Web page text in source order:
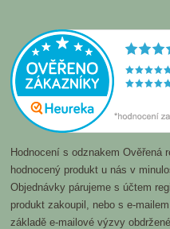
Hodnocení s odznakem
hodnocený produkt u nás v
Objednávky párujeme s účtem
produkt zakoupil, nebo s e-
základě e-mailové výzvy